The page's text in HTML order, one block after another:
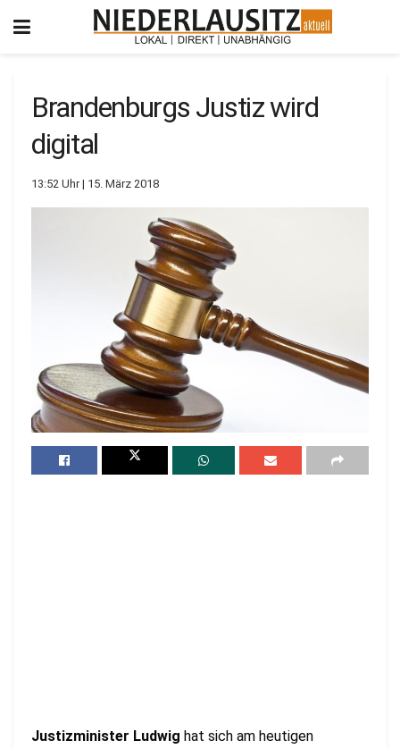
Brandenburgs Justiz wird
digital
13:52 Uhr | 15. März 2018
Justizminister Ludwig hat sich am heutigen